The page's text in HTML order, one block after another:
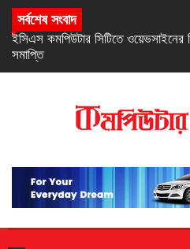
সর্বশেষ সংবাদ
নিরবচ্ছিন্ন পাওয়ার নিশ্চিতে রিয়েলমির